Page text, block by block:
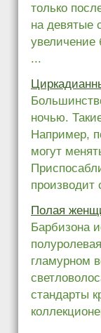
только
на девятые
увеличение
...
ночью.
Например,
могут
производит
Полая
Барбизона
гламурном
стандарты